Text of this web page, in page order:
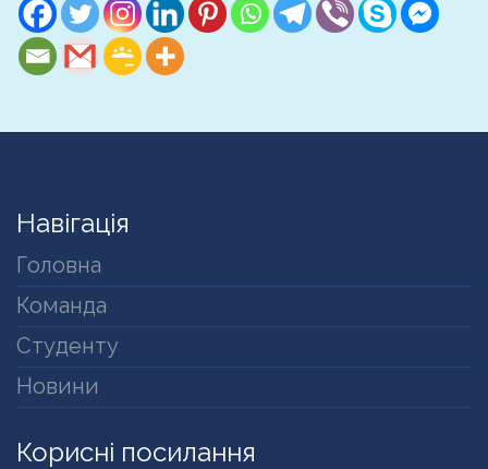
Навігація
Головна
Команда
Студенту
Новини
Корисні посилання